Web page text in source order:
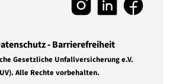
Barrierefreiheit
Gesetzliche Unfallversicherung e.V.
Alle Rechte vorbehalten.